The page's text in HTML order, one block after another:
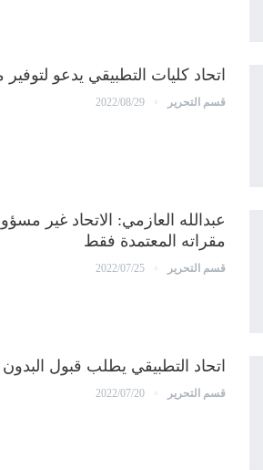
اتحاد كليات التطبيقي يدعو
قسم التحرير 2022/08/29
عبدالله العازمي: الاتحاد غير
مقراته المعتمدة فقط
قسم التحرير 2022/07/25
اتحاد التطبيقي يطلب قبول
قسم التحرير 2022/07/20